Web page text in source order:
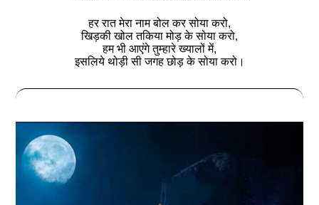
हर रात मेरा नाम बोल कर सोया करो,
खिड़की खोल तकिया मोड़ के सोया करो,
हम भी आएंगे तुम्हारे ख्यालों में,
इसलिये थोड़ी सी जगह छोड़ के सोया करो।